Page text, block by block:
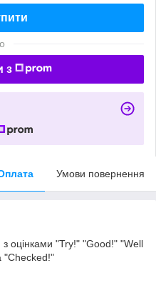
з
Умови повернення
оцінками "Try!" "Good!" "Well
"Checked!"